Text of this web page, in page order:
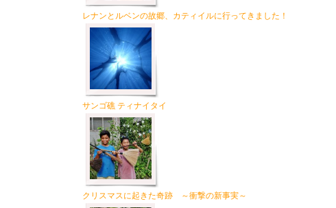
レナンとルベンの故郷、カティイルに行ってきました！
サンゴ礁 ティナイタイ
クリスマスに起きた奇跡 ～衝撃の新事実～